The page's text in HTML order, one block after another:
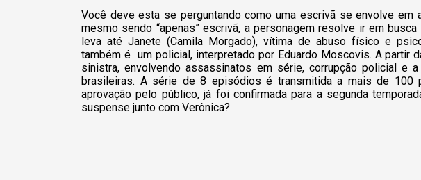
Você deve esta se perguntando como uma escrivã se envolve em
mesmo sendo “apenas” escrivã, a personagem resolve ir em
leva até Janete (Camila Morgado), vítima de abuso físico e
também é um policial, interpretado por Eduardo Moscovis. A partir
sinistra, envolvendo assassinatos em série, corrupção policial e
brasileiras. A série de 8 episódios é transmitida a mais de 100
aprovação pelo público, já foi confirmada para a segunda
suspense junto com Verônica?